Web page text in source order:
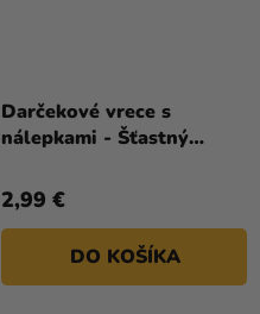
Darčekové vrece s
nálepkami - Šťastný
2,99 €
DO KOŠÍKA